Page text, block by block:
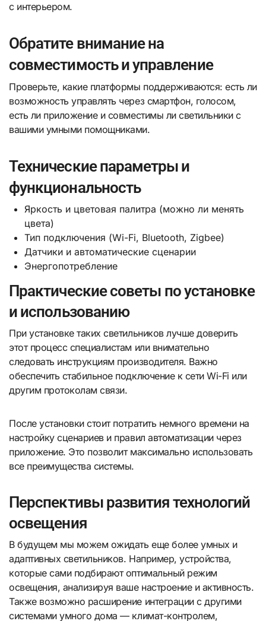
с интерьером.
Обратите внимание на
совместимость и управление
Проверьте, какие платформы поддерживаются: есть ли
возможность управлять через смартфон, голосом,
есть ли приложение и совместимы ли светильники с
вашими умными помощниками.
Технические параметры и
функциональность
Яркость и цветовая палитра (можно ли менять
цвета)
Тип подключения (Wi-Fi, Bluetooth, Zigbee)
Датчики и автоматические сценарии
Энергопотребление
Практические советы по установке
и использованию
При установке таких светильников лучше доверить
этот процесс специалистам или внимательно
следовать инструкциям производителя. Важно
обеспечить стабильное подключение к сети Wi-Fi или
другим протоколам связи.
После установки стоит потратить немного времени на
настройку сценариев и правил автоматизации через
приложение. Это позволит максимально использовать
все преимущества системы.
Перспективы развития технологий
освещения
В будущем мы можем ожидать еще более умных и
адаптивных светильников. Например, устройства,
которые сами подбирают оптимальный режим
освещения, анализируя ваше настроение и активность.
Также возможно расширение интеграции с другими
системами умного дома — климат-контролем,